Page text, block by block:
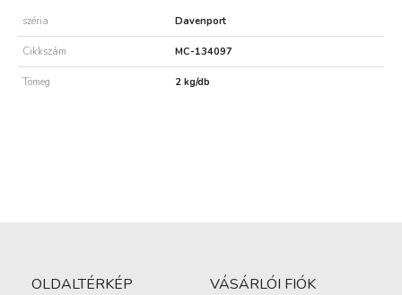
széria Davenport
Cikkszám MC-134097
Tömeg 2 kg/db
OLDALTÉRKÉP VÁSÁRLÓI FIÓK